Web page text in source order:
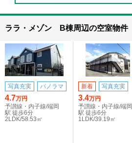
ララ・メゾン B棟周辺の空室物件
写真充実 パノラマ
4.7万円
予讃線・内子線/端岡
駅 徒歩6分
2LDK/58.53㎡
新着 写真充実
3.4万円
予讃線・内子線/端岡
駅 徒歩6分
1LDK/39.19㎡